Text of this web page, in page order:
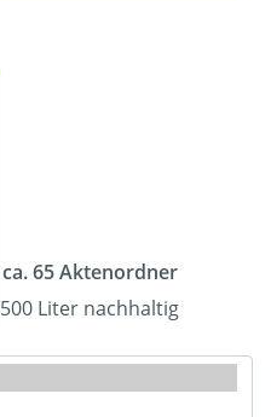
ca. 65 Aktenordner
500 Liter nachhaltig